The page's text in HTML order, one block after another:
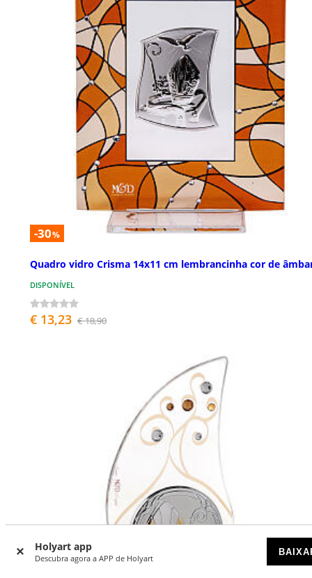
Holyart app
Descubra agora a APP de Holyart
-30%
Quadro vidro Crisma 14x11 cm lembrancinha cor de
DISPONÍVEL
€ 13,23 € 18,90